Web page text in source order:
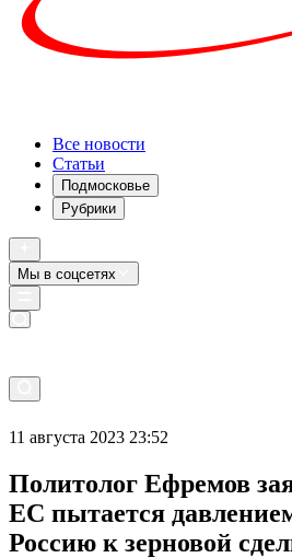
Все новости
Статьи
Подмосковье
Рубрики
Мы в соцсетях
11 августа 2023 23:52
Политолог Ефремов
ЕС пытается
Россию к зерновой